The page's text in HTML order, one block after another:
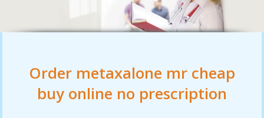
Order metaxalone mr cheap
buy online no prescription